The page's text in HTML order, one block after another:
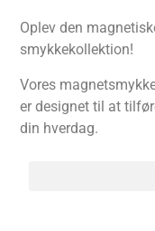
Oplev den
smykkekollektion!
Vores
er designet til at
din hverdag.